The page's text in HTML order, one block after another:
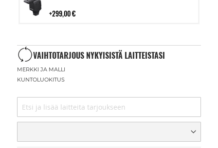
299,00 €
VAIHTOTARJOUS NYKYISISTÄ LAITTEISTASI
MERKKI JA MALLI
KUNTOLUOKITUS